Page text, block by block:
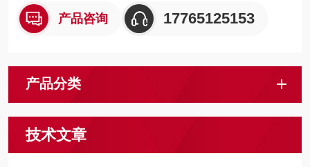
产品咨询 17765125153
产品分类
技术文章